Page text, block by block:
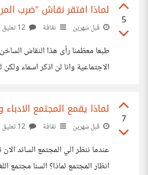
5
لماذا افتقر نقاش "ضرب
قبل شهرين ثقافة
طبعا معظمنا رأى هذا النقاش
الاجتماعية وانا لن اذكر اسماء
7
لماذا يقمع المجتمع
قبل شهرين ثقافة
عندما ننظر الي المجتمع السائد
انظار المجتمع لماذا؟ السنا